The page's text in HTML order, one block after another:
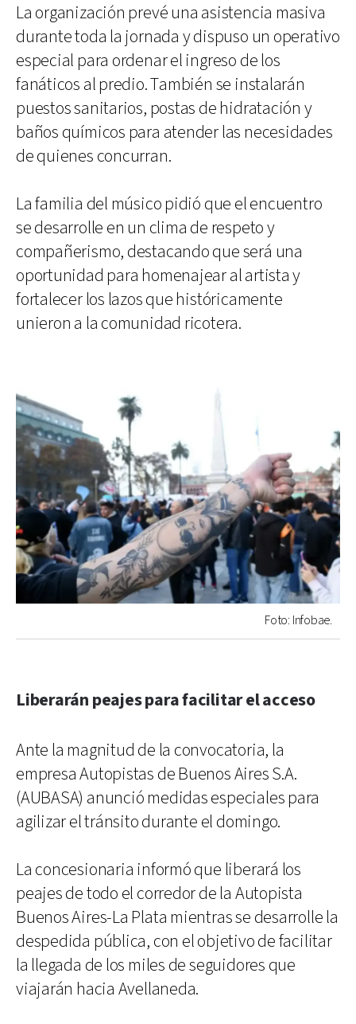
La organización prevé una asistencia masiva
durante toda la jornada y dispuso un operativo
especial para ordenar el ingreso de los
fanáticos al predio. También se instalarán
puestos sanitarios, postas de hidratación y
baños químicos para atender las necesidades
de quienes concurran.
La familia del músico pidió que el encuentro
se desarrolle en un clima de respeto y
compañerismo, destacando que será una
oportunidad para homenajear al artista y
fortalecer los lazos que históricamente
unieron a la comunidad ricotera.
Foto: Infobae.
Liberarán peajes para facilitar el acceso
Ante la magnitud de la convocatoria, la
empresa Autopistas de Buenos Aires S.A.
(AUBASA) anunció medidas especiales para
agilizar el tránsito durante el domingo.
La concesionaria informó que liberará los
peajes de todo el corredor de la Autopista
Buenos Aires-La Plata mientras se desarrolle la
despedida pública, con el objetivo de facilitar
la llegada de los miles de seguidores que
viajarán hacia Avellaneda.